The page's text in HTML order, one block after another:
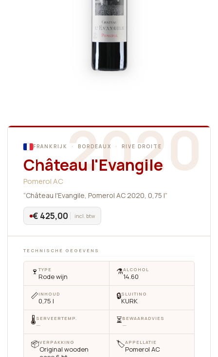
2020
FRANKRIJK · BORDEAUX · RIVE DROITE
Château l'Evangile
Pomerol AC
“Château l'Evangile, Pomerol AC 2020, 0,75 l”
€ 425,00 incl. btw
TECHNISCHE GEGEVENS
🍷 TYPE
Rode wijn ⚗️ALCOHOL
14.60
📏INHOUD
0,75 l 🔒SLUITING
KURK
🌡SERVEERTEMP.
— ⏳BEWAARADVIES
—
📦VERPAKKING
Original wooden
🏷APPELLATIE
Pomerol AC